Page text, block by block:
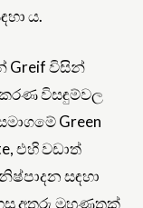
ය.
Greif විසින්
විසඳුම්වල
Green
එහි වඩාත්
සඳහා
අතුරු මුහුණතක්